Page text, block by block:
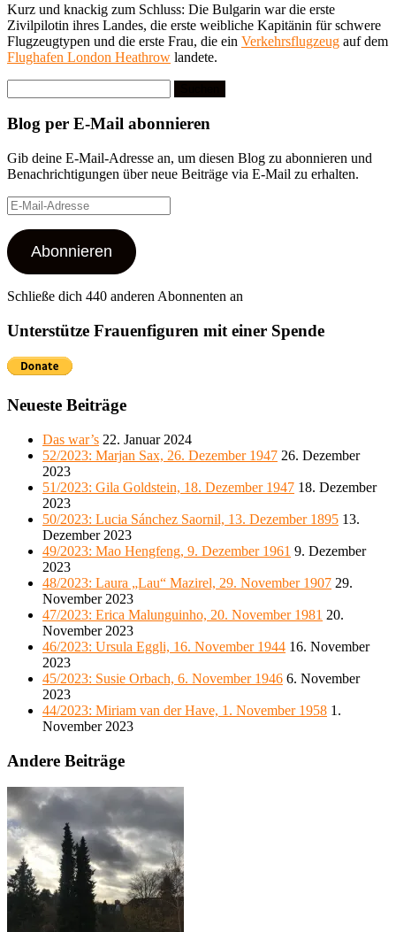
Kurz und knackig zum Schluss: Die Bulgarin war die erste
Zivilpilotin ihres Landes, die erste weibliche Kapitänin für schwere
Flugzeugtypen und die erste Frau, die ein Verkehrsflugzeug auf dem
Flughafen London Heathrow landete.
nach:
Blog per E-Mail abonnieren
Gib deine E-Mail-Adresse an, um diesen Blog zu abonnieren und
Benachrichtigungen über neue Beiträge via E-Mail zu erhalten.
E-
Mail-
Adresse
Abonnieren
Schließe dich 440 anderen Abonnenten an
Unterstütze Frauenfiguren mit einer Spende
Neueste Beiträge
Das war’s 22. Januar 2024
52/2023: Marjan Sax, 26. Dezember 1947 26. Dezember
2023
51/2023: Gila Goldstein, 18. Dezember 1947 18. Dezember
2023
50/2023: Lucia Sánchez Saornil, 13. Dezember 1895 13.
Dezember 2023
49/2023: Mao Hengfeng, 9. Dezember 1961 9. Dezember
2023
48/2023: Laura „Lau“ Mazirel, 29. November 1907 29.
November 2023
47/2023: Erica Malunguinho, 20. November 1981 20.
November 2023
46/2023: Ursula Eggli, 16. November 1944 16. November
2023
45/2023: Susie Orbach, 6. November 1946 6. November
2023
44/2023: Miriam van der Have, 1. November 1958 1.
November 2023
Andere Beiträge